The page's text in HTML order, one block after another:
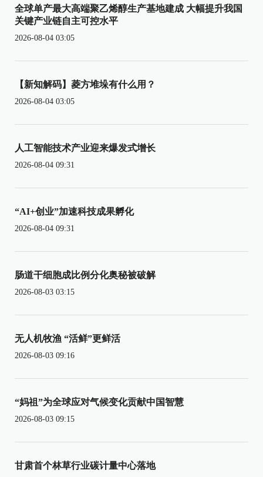
全球单产最大高端聚乙烯醇生产基地建成 大幅提升我国
关键产业链自主可控水平
2026-08-04 03:05
【新知解码】菱方堆垛有什么用？
2026-08-04 03:05
人工智能技术产业迎来爆发式增长
2026-08-04 09:31
“AI+创业”加速科技成果孵化
2026-08-04 09:31
肠道干细胞成比例分化奥秘被破解
2026-08-03 03:15
无人机牧渔 “活鲜”更鲜活
2026-08-03 09:16
“妈祖”为全球应对气候变化贡献中国智慧
2026-08-03 09:15
甘肃首个林草行业碳计量中心落地